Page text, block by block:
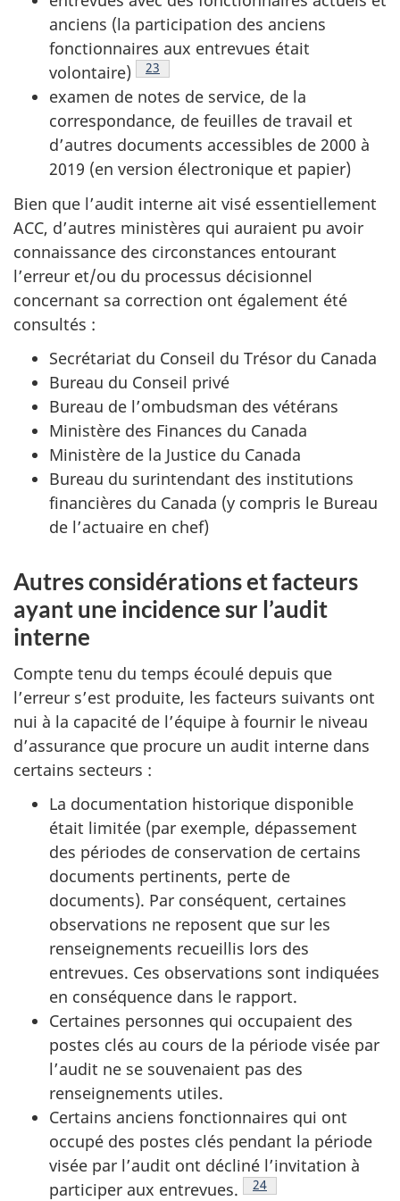
anciens (la participation des anciens
fonctionnaires aux entrevues était
volontaire)
Voir la note en bas de page
23
examen de notes de service, de la
correspondance, de feuilles de travail et
d’autres documents accessibles de 2000 à
2019 (en version électronique et papier)
Bien que l’audit interne ait visé essentiellement
ACC, d’autres ministères qui auraient pu avoir
connaissance des circonstances entourant
l’erreur et/ou du processus décisionnel
concernant sa correction ont également été
consultés :
Secrétariat du Conseil du Trésor du Canada
Bureau du Conseil privé
Bureau de l’ombudsman des vétérans
Ministère des Finances du Canada
Ministère de la Justice du Canada
Bureau du surintendant des institutions
financières du Canada (y compris le Bureau
de l’actuaire en chef)
Autres considérations et facteurs
ayant une incidence sur l’audit
interne
Compte tenu du temps écoulé depuis que
l’erreur s’est produite, les facteurs suivants ont
nui à la capacité de l’équipe à fournir le niveau
d’assurance que procure un audit interne dans
certains secteurs :
La documentation historique disponible
était limitée (par exemple, dépassement
des périodes de conservation de certains
documents pertinents, perte de
documents). Par conséquent, certaines
observations ne reposent que sur les
renseignements recueillis lors des
entrevues. Ces observations sont indiquées
en conséquence dans le rapport.
Certaines personnes qui occupaient des
postes clés au cours de la période visée par
l’audit ne se souvenaient pas des
renseignements utiles.
Certains anciens fonctionnaires qui ont
occupé des postes clés pendant la période
visée par l’audit ont décliné l’invitation à
participer aux entrevues.
Voir la note en bas de
24